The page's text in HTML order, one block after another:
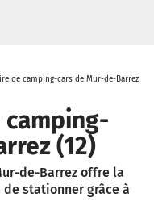
de camping-cars de Mur-de-Barrez
camping-
(12)
de-Barrez offre la
stationner grâce à